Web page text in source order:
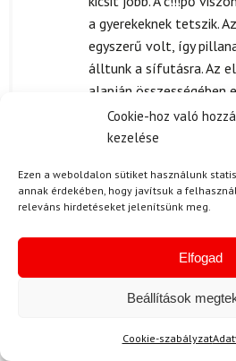
Cookie-hoz való
kezelése
Ezen a weboldalon sütiket használunk
annak érdekében, hogy javítsuk a
releváns hirdetéseket jelenítsünk meg.
Elfogad
Beállítások
Cookie-szabályzat
a gyerekeknek tetszik.
egyszerű volt, így
álltunk a sífutásra. Az
alapján összességében
O. Barbara 2024.05.11.
Jó.
minősége kiemelkedő,